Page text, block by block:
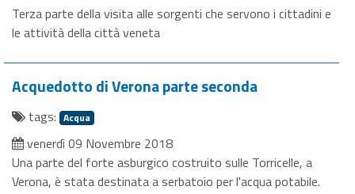
Terza parte della visita alle sorgenti che servono i cittadini e
le attività della città veneta
Acquedotto di Verona parte seconda
tags: Acqua
venerdì 09 Novembre 2018
Una parte del forte asburgico costruito sulle Torricelle, a
Verona, è stata destinata a serbatoio per l'acqua potabile.